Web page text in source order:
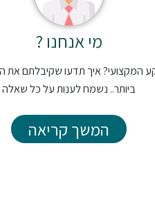
מי אנחנו ?
המקצועי? איך תדעו שקיבלתם את
ביותר.. נשמח לענות על כל שאלה
המשך קריאה